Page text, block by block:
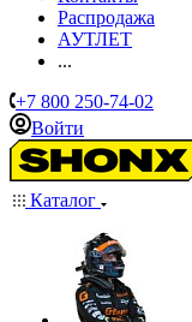
Распродажа
АУТЛЕТ
...
+7 800 250-74-02
Войти
Каталог